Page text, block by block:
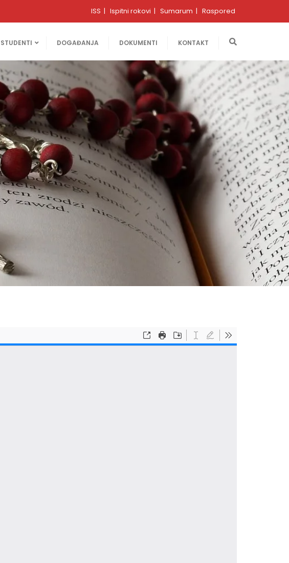
ISS Ispitni rokovi Sumarum Raspored
STUDENTI DOGAĐANJA DOKUMENTI KONTAKT